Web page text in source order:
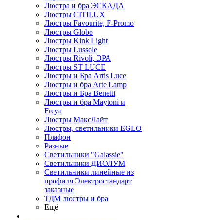
Люстра и бра ЭСКАДА
Люстры CITILUX
Люстры Favourite, F-Promo
Люстры Globo
Люстры Kink Light
Люстры Lussole
Люстры Rivoli, ЭРА
Люстры ST LUCE
Люстры и Бра Artis Luce
Люстры и бра Arte Lamp
Люстры и Бра Benetti
Люстры и бра Maytoni и
Freya
Люстры МаксЛайт
Люстры, светильники EGLO
Плафон
Разные
Светильники "Galassie"
Светильники ДИОЛУМ
Светильники линейные из
профиля Электростандарт
заказные
ТДМ люстры и бра
Ещё